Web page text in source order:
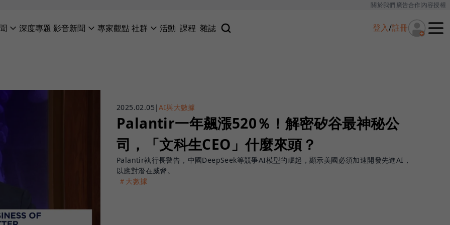
關於我們廣告合作內容授權
深度專題 影音新聞 專家觀點社群 活動 課程 雜誌 登入/註冊
2025.02.05 |AI與大數據
Palantir一年飆漲520％！解密矽谷最神秘公
司，「文科生CEO」什麼來頭？
Palantir執行長警告，中國DeepSeek等競爭AI模型的崛起，顯示美國必須加速開發先進AI，
以應對潛在威脅。
＃大數據